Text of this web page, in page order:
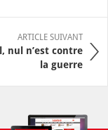
ARTICLE SUIVANT
nul n’est contre
la guerre